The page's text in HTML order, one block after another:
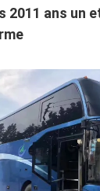
2011 ans un